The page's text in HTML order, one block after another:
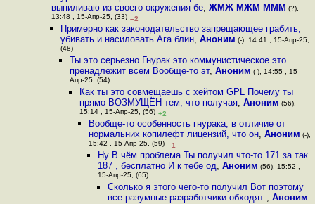
выпиливаю из своего окружения бе, ЖМЖ МЖМ МММ (?),
13:48 , 15-Апр-25, (33) –2
Примерно как законодательство запрещающее грабить,
убивать и насиловать Ага блин, Аноним (-), 14:41 , 15-Апр-25,
(48)
Ты это серьезно Гнурак это коммунистическое это
пренадлежит всем Вообще-то эт,Аноним (-), 14:55 , 15-
Апр-25, (54)
Как ты это совмещаешь с хейтом GPL Почему ты
прямо ВОЗМУЩЁН тем, что получая, Аноним (56),
15:14 , 15-Апр-25, (56) +2
Вообще-то особенность гнурака, в отличие от
нормальних копилефт лицензий, что он, Аноним (-),
15:42 , 15-Апр-25, (59) –1
Ну В чём проблема Ты получил что-то 171 за так
187 , бесплатно И к тебе од,Аноним (56), 15:52 ,
15-Апр-25, (65)
Сколько я этого чего-то получил Вот поэтому
все разумные разработчики обходят , Аноним